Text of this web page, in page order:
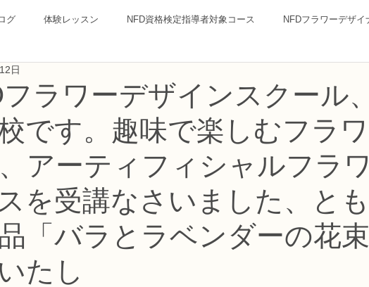
グ 体験レッスン NFD資格検定指導者対象コース NFDフラワーデザ
ーデザイナー資格検定1級コース
ス フラワー装飾技能検定1級レッスン フラワー装飾技能士検定2級
楽しむフラワーレッスン アーティフィシャルフラワーコース 生花コース
NFDディプロマウエディングコース NFDディプロマプリザーブドフラワ
ラワーデザインスクール、
です。趣味で楽しむフラ
アーティフィシャルフラ
を受講なさいました、とも
「バラとラベンダーの花束
たし
日